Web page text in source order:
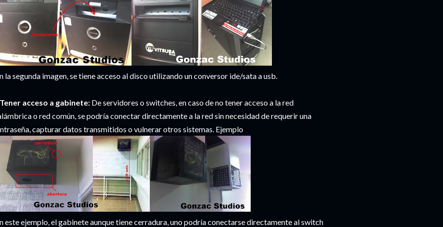
la segunda imagen, se tiene acceso al disco utilizando un conversor ide/sata a usb.
Tener acceso a gabinete: De servidores o switches, en caso de no tener acceso a la red
o red común, se podría conectar directamente a la red sin necesidad de requerir una
capturar datos transmitidos o vulnerar otros sistemas. Ejemplo
este ejemplo, el gabinete aunque tiene cerradura, uno podría conectarse directamente al switch